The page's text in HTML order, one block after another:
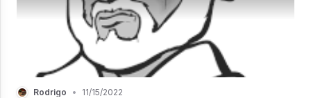
Rodrigo • 11/15/2022